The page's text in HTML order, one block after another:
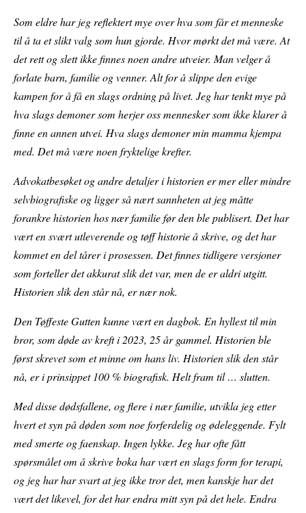
Som eldre har jeg reflektert mye over hva som får et menneske
til å ta et slikt valg som hun gjorde. Hvor mørkt det må være. At
det rett og slett ikke finnes noen andre utveier. Man velger å
forlate barn, familie og venner. Alt for å slippe den evige
kampen for å få en slags ordning på livet. Jeg har tenkt mye på
hva slags demoner som herjer oss mennesker som ikke klarer å
finne en annen utvei. Hva slags demoner min mamma kjempa
med. Det må være noen fryktelige krefter.
Advokatbesøket og andre detaljer i historien er mer eller mindre
selvbiografiske og ligger så nært sannheten at jeg måtte
forankre historien hos nær familie før den ble publisert. Det har
vært en svært utleverende og tøff historie å skrive, og det har
kommet en del tårer i prosessen. Det finnes tidligere versjoner
som forteller det akkurat slik det var, men de er aldri utgitt.
Historien slik den står nå, er nær nok.
Den Tøffeste Gutten kunne vært en dagbok. En hyllest til min
bror, som døde av kreft i 2023, 25 år gammel. Historien ble
først skrevet som et minne om hans liv. Historien slik den står
nå, er i prinsippet 100 % biografisk. Helt fram til … slutten.
Med disse dødsfallene, og flere i nær familie, utvikla jeg etter
hvert et syn på døden som noe forferdelig og ødeleggende. Fylt
med smerte og faenskap. Ingen lykke. Jeg har ofte fått
spørsmålet om å skrive boka har vært en slags form for terapi,
og jeg har har svart at jeg ikke tror det, men kanskje har det
vært det likevel, for det har endra mitt syn på det hele. Endra